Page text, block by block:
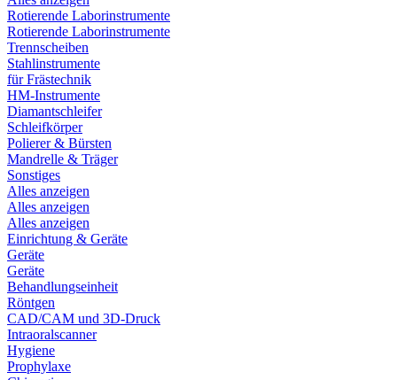
Rotierende Laborinstrumente
Rotierende Laborinstrumente
Trennscheiben
Stahlinstrumente
für Frästechnik
HM-Instrumente
Diamantschleifer
Schleifkörper
Polierer & Bürsten
Mandrelle & Träger
Sonstiges
Alles anzeigen
Alles anzeigen
Alles anzeigen
Einrichtung & Geräte
Geräte
Geräte
Behandlungseinheit
Röntgen
CAD/CAM und 3D-Druck
Intraoralscanner
Hygiene
Prophylaxe